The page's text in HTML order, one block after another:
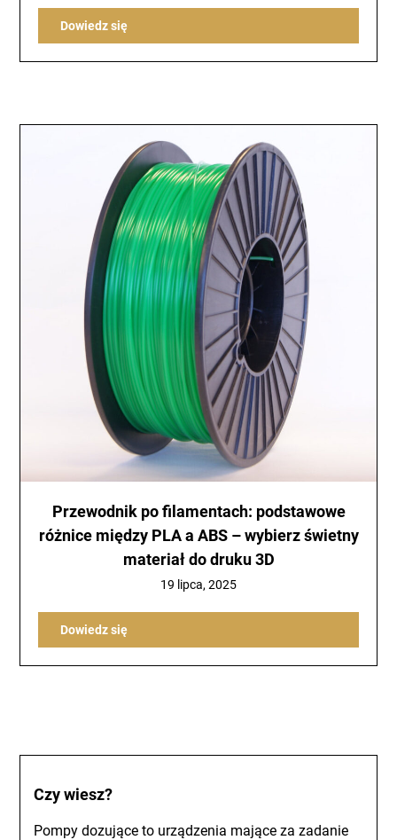
Przewodnik po filamentach: podstawowe
różnice między PLA a ABS – wybierz świetny
materiał do druku 3D
19 lipca, 2025
Czy wiesz?
Pompy dozujące to urządzenia mające za zadanie